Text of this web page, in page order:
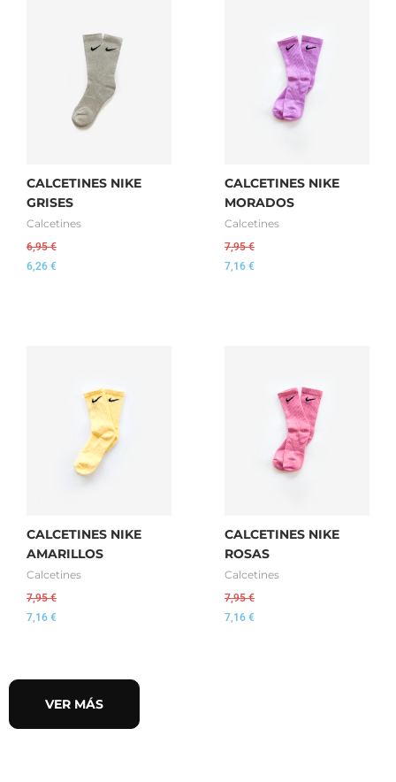
CALCETINES NIKE
GRISES
Calcetines
6,95€
6,26 €
CALCETINES NIKE
MORADOS
Calcetines
7,95€
7,16 €
CALCETINES NIKE
AMARILLOS
Calcetines
7,95€
7,16 €
CALCETINES NIKE
ROSAS
Calcetines
7,95€
7,16 €
VER MÁS